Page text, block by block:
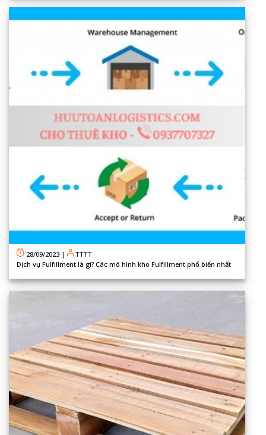
28/09/2023 |
TTTT
Dịch vụ Fulfillment là gì? Các mô hình kho Fulfillment phổ biến nhất